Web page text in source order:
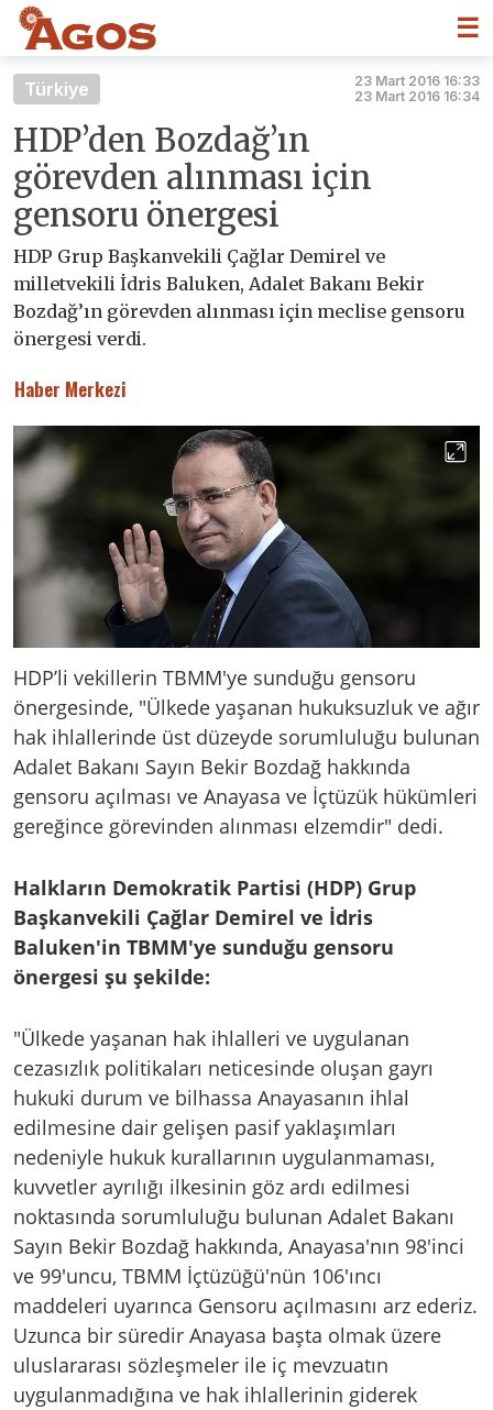
☰
Türkiye
23 Mart 2016 16:33
23 Mart 2016 16:34
HDP’den Bozdağ’ın
görevden alınması için
gensoru önergesi
HDP Grup Başkanvekili Çağlar Demirel ve
milletvekili İdris Baluken, Adalet Bakanı Bekir
Bozdağ’ın görevden alınması için meclise gensoru
önergesi verdi.
Haber Merkezi
HDP’li vekillerin TBMM'ye sunduğu gensoru
önergesinde, "Ülkede yaşanan hukuksuzluk ve ağır
hak ihlallerinde üst düzeyde sorumluluğu bulunan
Adalet Bakanı Sayın Bekir Bozdağ hakkında
gensoru açılması ve Anayasa ve İçtüzük hükümleri
gereğince görevinden alınması elzemdir" dedi.
Halkların Demokratik Partisi (HDP) Grup
Başkanvekili Çağlar Demirel ve İdris
Baluken'in TBMM'ye sunduğu gensoru
önergesi şu şekilde:
"Ülkede yaşanan hak ihlalleri ve uygulanan
cezasızlık politikaları neticesinde oluşan gayrı
hukuki durum ve bilhassa Anayasanın ihlal
edilmesine dair gelişen pasif yaklaşımları
nedeniyle hukuk kurallarının uygulanmaması,
kuvvetler ayrılığı ilkesinin göz ardı edilmesi
noktasında sorumluluğu bulunan Adalet Bakanı
Sayın Bekir Bozdağ hakkında, Anayasa'nın 98'inci
ve 99'uncu, TBMM İçtüzüğü'nün 106'ıncı
maddeleri uyarınca Gensoru açılmasını arz ederiz.
Uzunca bir süredir Anayasa başta olmak üzere
uluslararası sözleşmeler ile iç mevzuatın
uygulanmadığına ve hak ihlallerinin giderek